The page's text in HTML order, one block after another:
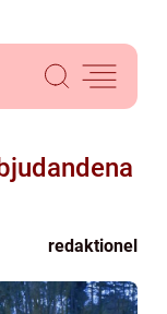
redaktionel